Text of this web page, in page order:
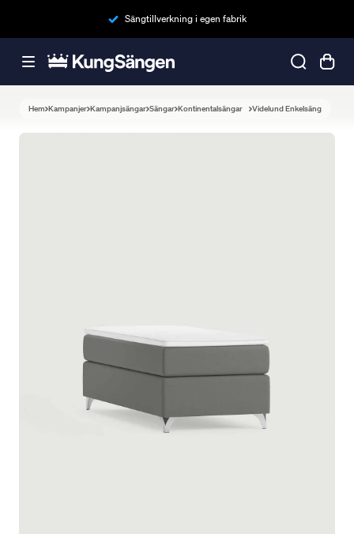
Sängtillverkning i egen fabrik
Hem Kampanjer Kampanjsängar Sängar Kontinentalsängar Videlund Enkelsäng